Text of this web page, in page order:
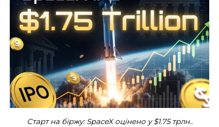
Старт на біржу: SpaceX оцінено у $1.75 трлн..